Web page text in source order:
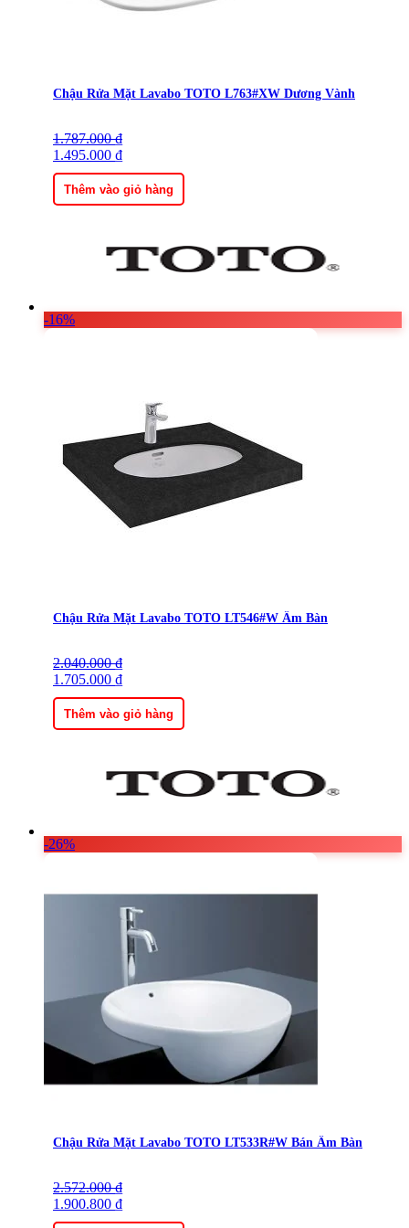
Chậu Rửa Mặt Lavabo TOTO L763#XW Dương Vành
1.787.000₫
Giá
gốc
là:
1.787.000 ₫.
1.495.000 ₫
Giá
hiện
tại
là:
1.495.000 ₫.
Thêm vào giỏ hàng
-16%
Chậu Rửa Mặt Lavabo TOTO LT546#W Âm Bàn
2.040.000₫
Giá
gốc
là:
2.040.000 ₫.
1.705.000 ₫
Giá
hiện
tại
là:
1.705.000 ₫.
Thêm vào giỏ hàng
-26%
Chậu Rửa Mặt Lavabo TOTO LT533R#W Bán Âm Bàn
2.572.000₫
Giá
gốc
là:
1.900.800 ₫
Giá
hiện
tại